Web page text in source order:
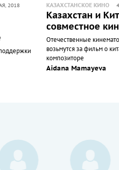
2018 КАЗАХСТАНСКОЕ КИНО
Казахстан и
совместное
Отечественные
возьмутся за фильм о
композиторе
Aidana Mamayeva